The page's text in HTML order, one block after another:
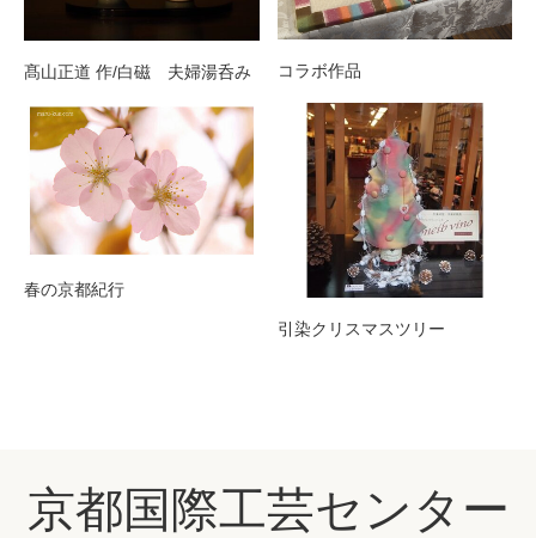
髙山正道 作/白磁 夫婦湯呑み コラボ作品
春の京都紀行
引染クリスマスツリー
京都国際工芸センター